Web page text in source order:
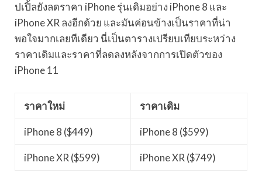
ปเปิ้ลยังลดราคา iPhone รุ่นเดิมอย่าง iPhone 8 และ
iPhone XR ลงอีกด้วย และมันค่อนข้างเป็นราคาที่น่า
พอใจมากเลยทีเดียว นี่เป็นตารางเปรียบเทียบระหว่าง
ราคาเดิมและราคาที่ลดลงหลังจากการเปิดตัวของ
iPhone 11
ราคาใหม่ ราคาเดิม
iPhone 8 ($449) iPhone 8 ($599)
iPhone XR ($599) iPhone XR ($749)